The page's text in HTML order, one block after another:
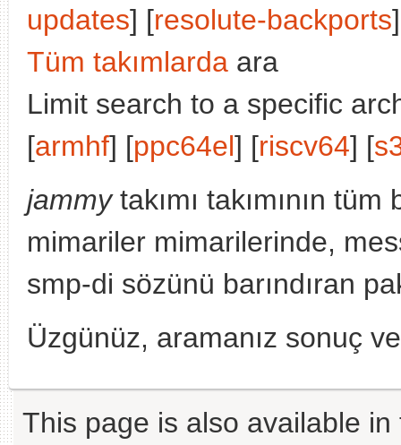
updates] [resolute-backports
Tüm takımlarda ara
Limit search to a specific
[armhf] [ppc64el] [riscv64] [
jammytakımı takımının
mimariler mimarilerinde,
smp-di sözünü barındıran
Üzgünüz, aramanız sonuç
This page is also available